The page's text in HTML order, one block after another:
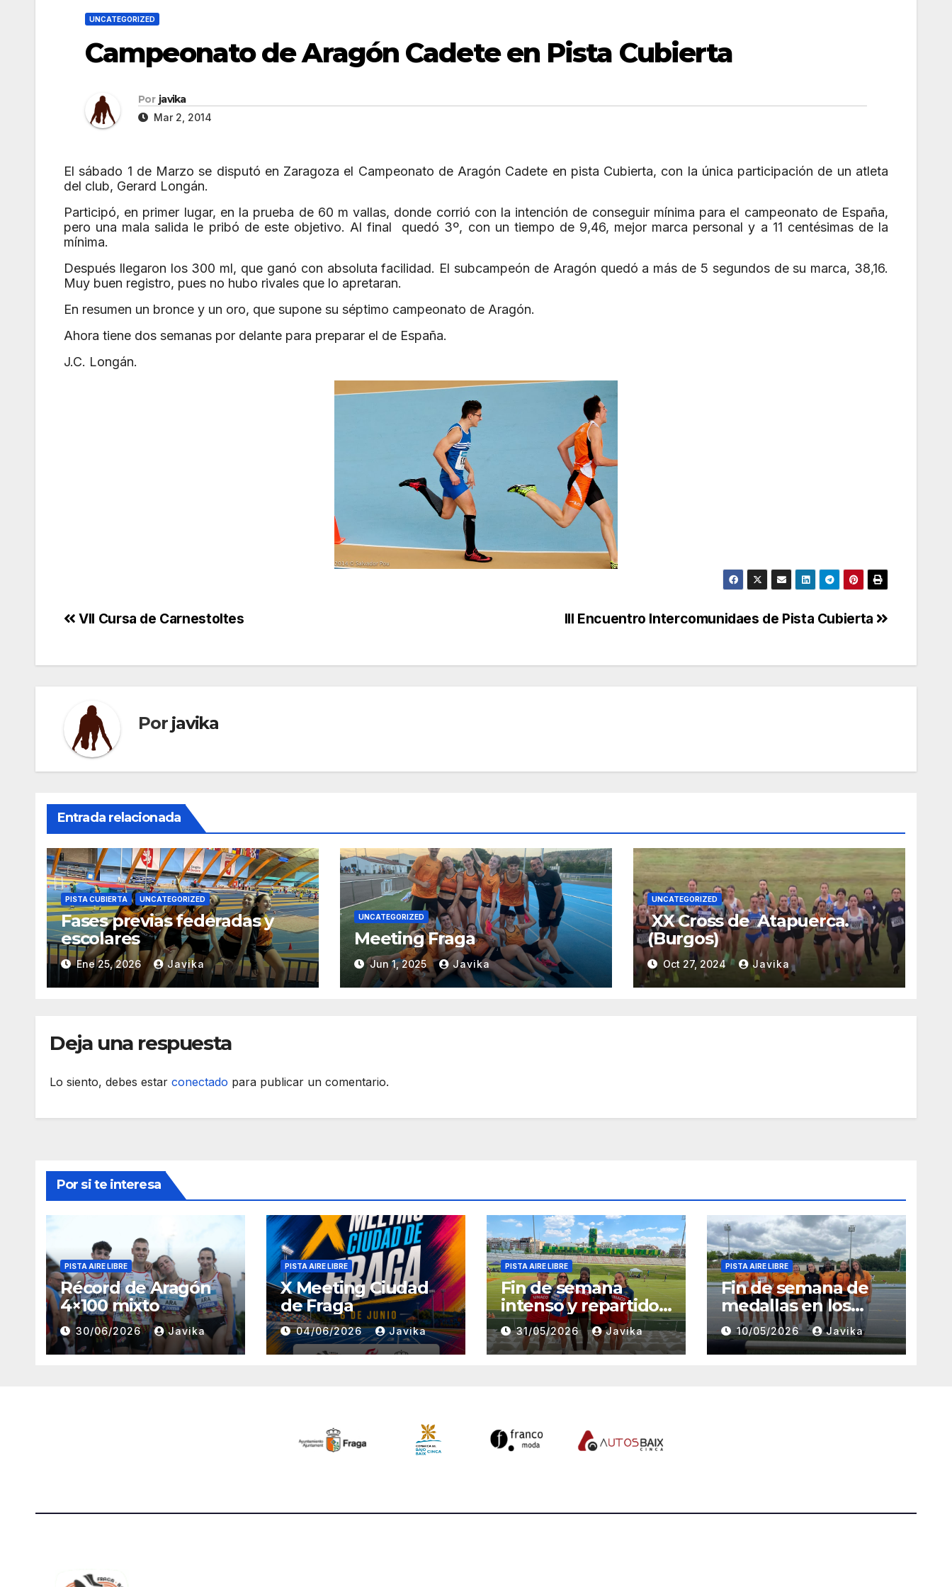
UNCATEGORIZED
Campeonato de Aragón Cadete en Pista Cubierta
Por javika
Mar 2, 2014
El sábado 1 de Marzo se disputó en Zaragoza el Campeonato de Aragón Cadete en pista Cubierta, con la única participación de un atleta
del club, Gerard Longán.
Participó, en primer lugar, en la prueba de 60 m vallas, donde corrió con la intención de conseguir mínima para el campeonato de España,
pero una mala salida le pribó de este objetivo. Al final quedó 3º, con un tiempo de 9,46, mejor marca personal y a 11 centésimas de la
mínima.
Después llegaron los 300 ml, que ganó con absoluta facilidad. El subcampeón de Aragón quedó a más de 5 segundos de su marca, 38,16.
Muy buen registro, pues no hubo rivales que lo apretaran.
En resumen un bronce y un oro, que supone su séptimo campeonato de Aragón.
Ahora tiene dos semanas por delante para preparar el de España.
J.C. Longán.
Navegación
VII Cursa de Carnestoltes
Por javika
Entrada relacionada
PISTA CUBIERTA UNCATEGORIZED
Fases previas federadas y
escolares
Ene 25, 2026 Javika
UNCATEGORIZED
Meeting Fraga
Jun 1, 2025 Javika
UNCATEGORIZED
XX Cross de Atapuerca.
(Burgos)
Oct 27, 2024 Javika
Deja una respuesta
Lo siento, debes estar conectado para publicar un comentario.
Por si te interesa
PISTA AIRE LIBRE
Récord de Aragón
4×100 mixto
30/06/2026 Javika
PISTA AIRE LIBRE
X Meeting Ciudad
de Fraga
04/06/2026 Javika
PISTA AIRE LIBRE
Fin de semana
intenso y repartido
entre Huesca,
Zaragoza y Madrid
para el Club
31/05/2026 Javika
PISTA AIRE LIBRE
Fin de semana de
medallas en los
Campeonatos
Provinciales Sub-14
y Sub-16
10/05/2026 Javika